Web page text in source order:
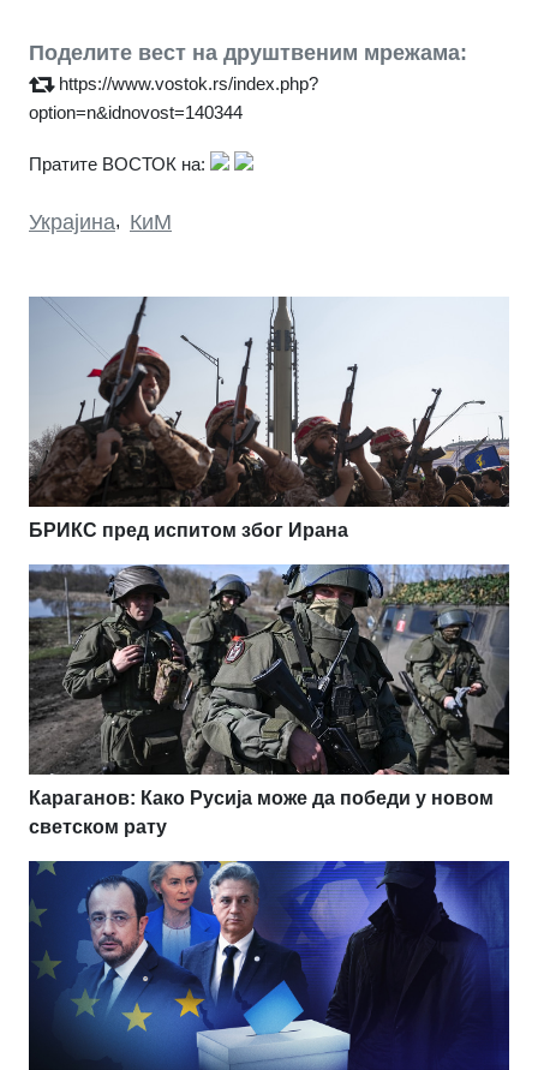
Поделите вест на друштвеним мрежама:
https://www.vostok.rs/index.php?
option=n&idnovost=140344
Пратите ВОСТОК на:
Украјина, КиМ
БРИКС пред испитом због Ирана
Караганов: Како Русија може да победи у новом
светском рату